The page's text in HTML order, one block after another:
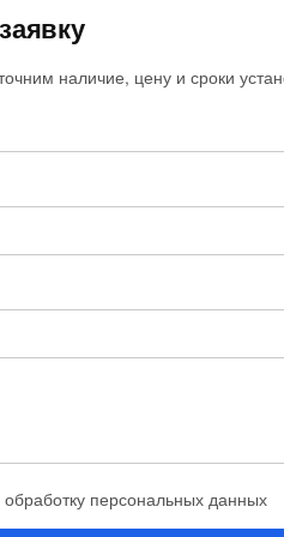
наличие, цену и сроки
персональных данных